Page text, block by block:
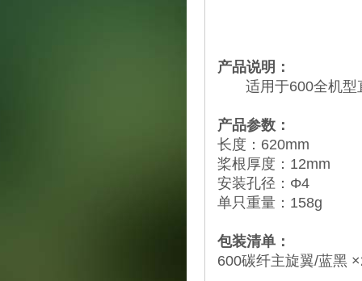
产品说明：
适用于600全机型
产品参数：
长度：620mm
桨根厚度：12mm
安装孔径：Φ4
单只重量：158g
包装清单：
600碳纤主旋翼/蓝黑